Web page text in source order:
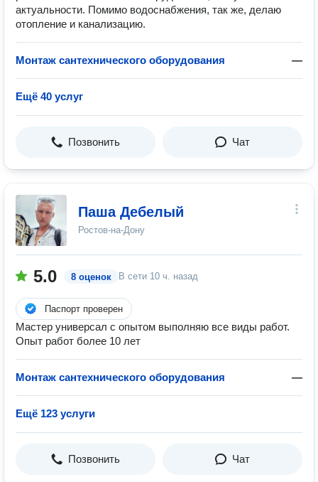
актуальности. Помимо водоснабжения, так же, делаю
отопление и канализацию.
Монтаж сантехнического оборудования —
Ещё 40 услуг
Позвонить Чат
Паша Дебелый
Ростов-на-Дону
5.0 8 оценок В сети 10 ч. назад
Паспорт проверен
Мастер универсал с опытом выполняю все виды работ.
Опыт работ более 10 лет
Монтаж сантехнического оборудования —
Ещё 123 услуги
Позвонить Чат